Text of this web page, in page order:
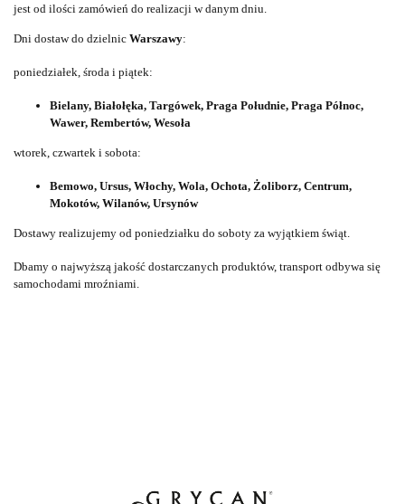
jest od ilości zamówień do realizacji w danym dniu.
Dni dostaw do dzielnic Warszawy:
poniedziałek, środa i piątek:
Bielany, Białołęka, Targówek, Praga Południe, Praga Północ,
Wawer, Rembertów, Wesoła
wtorek, czwartek i sobota:
Bemowo, Ursus, Włochy, Wola, Ochota, Żoliborz, Centrum,
Mokotów, Wilanów, Ursynów
Dostawy realizujemy od poniedziałku do soboty za wyjątkiem świąt.
Dbamy o najwyższą jakość dostarczanych produktów, transport odbywa się
samochodami mroźniami.